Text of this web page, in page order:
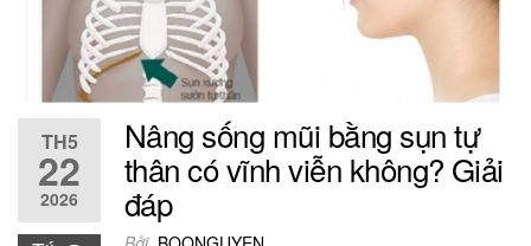
TH5
22
2026
Nâng sống mũi bằng sụn tự
thân có vĩnh viễn không? Giải
đáp